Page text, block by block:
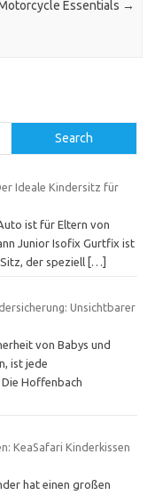
Essentials →
Search
Ideale Kindersitz für
ist für Eltern von
Junior Isofix Gurtfix ist
der speziell […]
Unsichtbarer
von Babys und
ist jede
Hoffenbach
KeaSafari Kinderkissen
hat einen großen